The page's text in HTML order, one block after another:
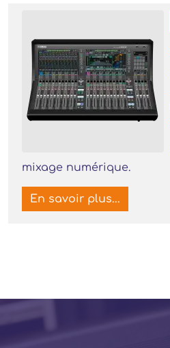
mixage numérique.
En savoir plus...